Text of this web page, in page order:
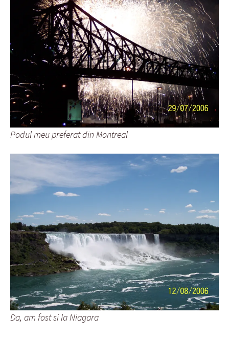
Podul meu preferat din Montreal
Da, am fost si la Niagara